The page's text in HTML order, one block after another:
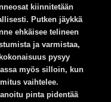
kiinnitetään
Putken jäykkä
ehkäisee telineen
ja varmistaa,
pysyy
myös silloin, kun
vaihtelee.
pinta pidentää